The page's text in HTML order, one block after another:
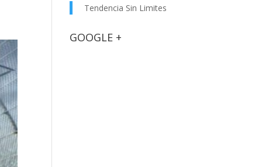
Tendencia Sin Limites
GOOGLE +